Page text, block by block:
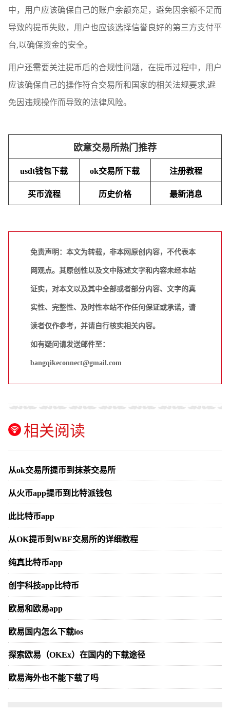
中，用户应该确保自己的账户余额充足，避免因余额不足而
导致的提币失败，用户也应该选择信誉良好的第三方支付平
台,以确保资金的安全。
用户还需要关注提币后的合规性问题，在提币过程中，用户
应该确保自己的操作符合交易所和国家的相关法规要求,避
免因违规操作而导致的法律风险。
欧意交易所热门推荐
usdt钱包下载 ok交易所下载 注册教程
买币流程 历史价格 最新消息
免责声明：本文为转载，非本网原创内容，不代表本
网观点。其原创性以及文中陈述文字和内容未经本站
证实，对本文以及其中全部或者部分内容、文字的真
实性、完整性、及时性本站不作任何保证或承诺，请
读者仅作参考，并请自行核实相关内容。
如有疑问请发送邮件至：
bangqikeconnect@gmail.com
相关阅读
从ok交易所提币到抹茶交易所
从火币app提币到比特派钱包
此比特币app
从OK提币到WBF交易所的详细教程
纯真比特币app
创宇科技app比特币
欧易和欧易app
欧易国内怎么下载ios
探索欧易（OKEx）在国内的下载途径
欧易海外也不能下载了吗